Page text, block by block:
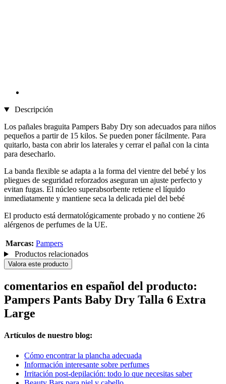
Descripción
Los pañales braguita Pampers Baby Dry son adecuados para niños
pequeños a partir de 15 kilos. Se pueden poner fácilmente. Para
quitarlo, basta con abrir los laterales y cerrar el pañal con la cinta
para desecharlo.
La banda flexible se adapta a la forma del vientre del bebé y los
pliegues de seguridad reforzados aseguran un ajuste perfecto y
evitan fugas. El núcleo superabsorbente retiene el líquido
inmediatamente y mantiene seca la delicada piel del bebé
El producto está dermatológicamente probado y no contiene 26
alérgenos de perfumes de la UE.
Marcas: Pampers
Productos relacionados
Valora este producto
comentarios en español del producto:
Pampers Pants Baby Dry Talla 6 Extra
Large
Artículos de nuestro blog:
Cómo encontrar la plancha adecuada
Información interesante sobre perfumes
Irritación post-depilación: todo lo que necesitas saber